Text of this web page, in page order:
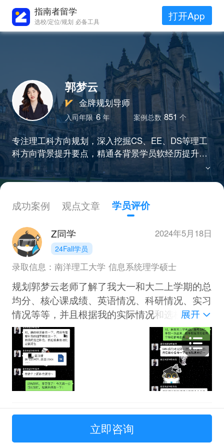
指南者留学
选校/定位/规划 必备工具 打开App
郭梦云
金牌规划导师
入司年限 6年 案例总数 851 个
专注理工科方向规划，深入挖掘CS、EE、DS等理工
科方向背景提升要点，精通各背景学员软经历提升路
径。所带学员于规划期发表SCI、EI等多类核心期刊
论文，获得国赛、ACM程序设计大赛、iGEM 国际基
0%。
成功案例 观点文章 学员评价
Z同学 2024年5月18日
24Fall学员
录取信息：南洋理工大学 信息系统理学硕士
规划郭梦云老师了解了我大一和大二上学期的总
均分、核心课成绩、英语情况、科研情况、实习
情况等等，并且根据我的实际情况和选校单制定
了未来的规划。细致到每个月需要充实什么方面
的内容，什么时候需要考出雅思和G，每学期尽
量提高多少均分等等，这给了我明确的路径，帮
助我一步步前进。
立即咨询